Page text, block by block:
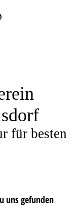
für besten
uns gefunden